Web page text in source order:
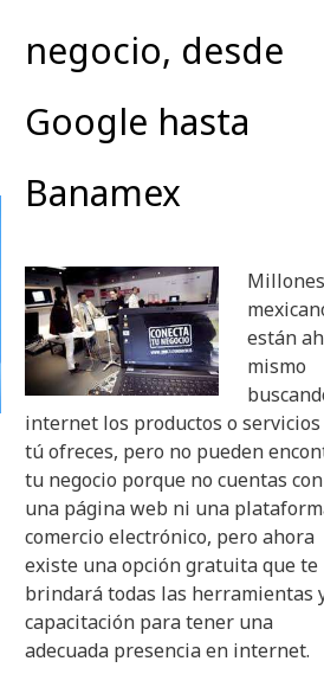
negocio, desde
Google hasta
Banamex
están
mismo
internet los productos o
tú ofreces, pero no pueden
tu negocio porque no cuentas con
una página web ni una
comercio electrónico, pero ahora
existe una opción gratuita que te
brindará todas las herramientas
capacitación para tener una
adecuada presencia en internet.